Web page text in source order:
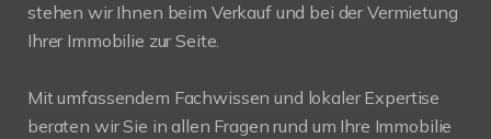
stehen wir Ihnen beim Verkauf und bei der Vermietung
Ihrer Immobilie zur Seite.
Mit umfassendem Fachwissen und lokaler Expertise
beraten wir Sie in allen Fragen rund um Ihre Immobilie